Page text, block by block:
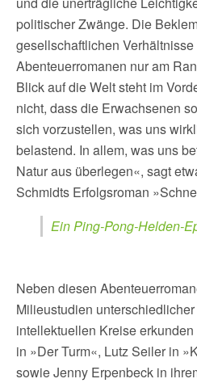
politischer Zwänge. Die
gesellschaftlichen
Abenteuerromanen nur am
Blick auf die Welt steht im
nicht, dass die Erwachsenen
sich vorzustellen, was uns
belastend. In allem, was uns
Natur aus überlegen«, sagt
Schmidts Erfolgsroman
Ein Ping-Pong-Helden-
Neben diesen
Milieustudien
intellektuellen Kreise
in »Der Turm«, Lutz Seiler in
sowie Jenny Erpenbeck in